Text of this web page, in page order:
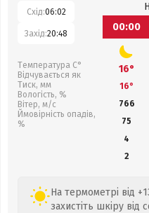
Схід:06:02
Захід:20:48
Температура С°
Відчувається як
Тиск, мм
Вологість, %
Вітер, м/с
Ймовірність опадів,
%
00:00
16°
16°
766
75
4
2
На термометрі від
захистіть шкіру від